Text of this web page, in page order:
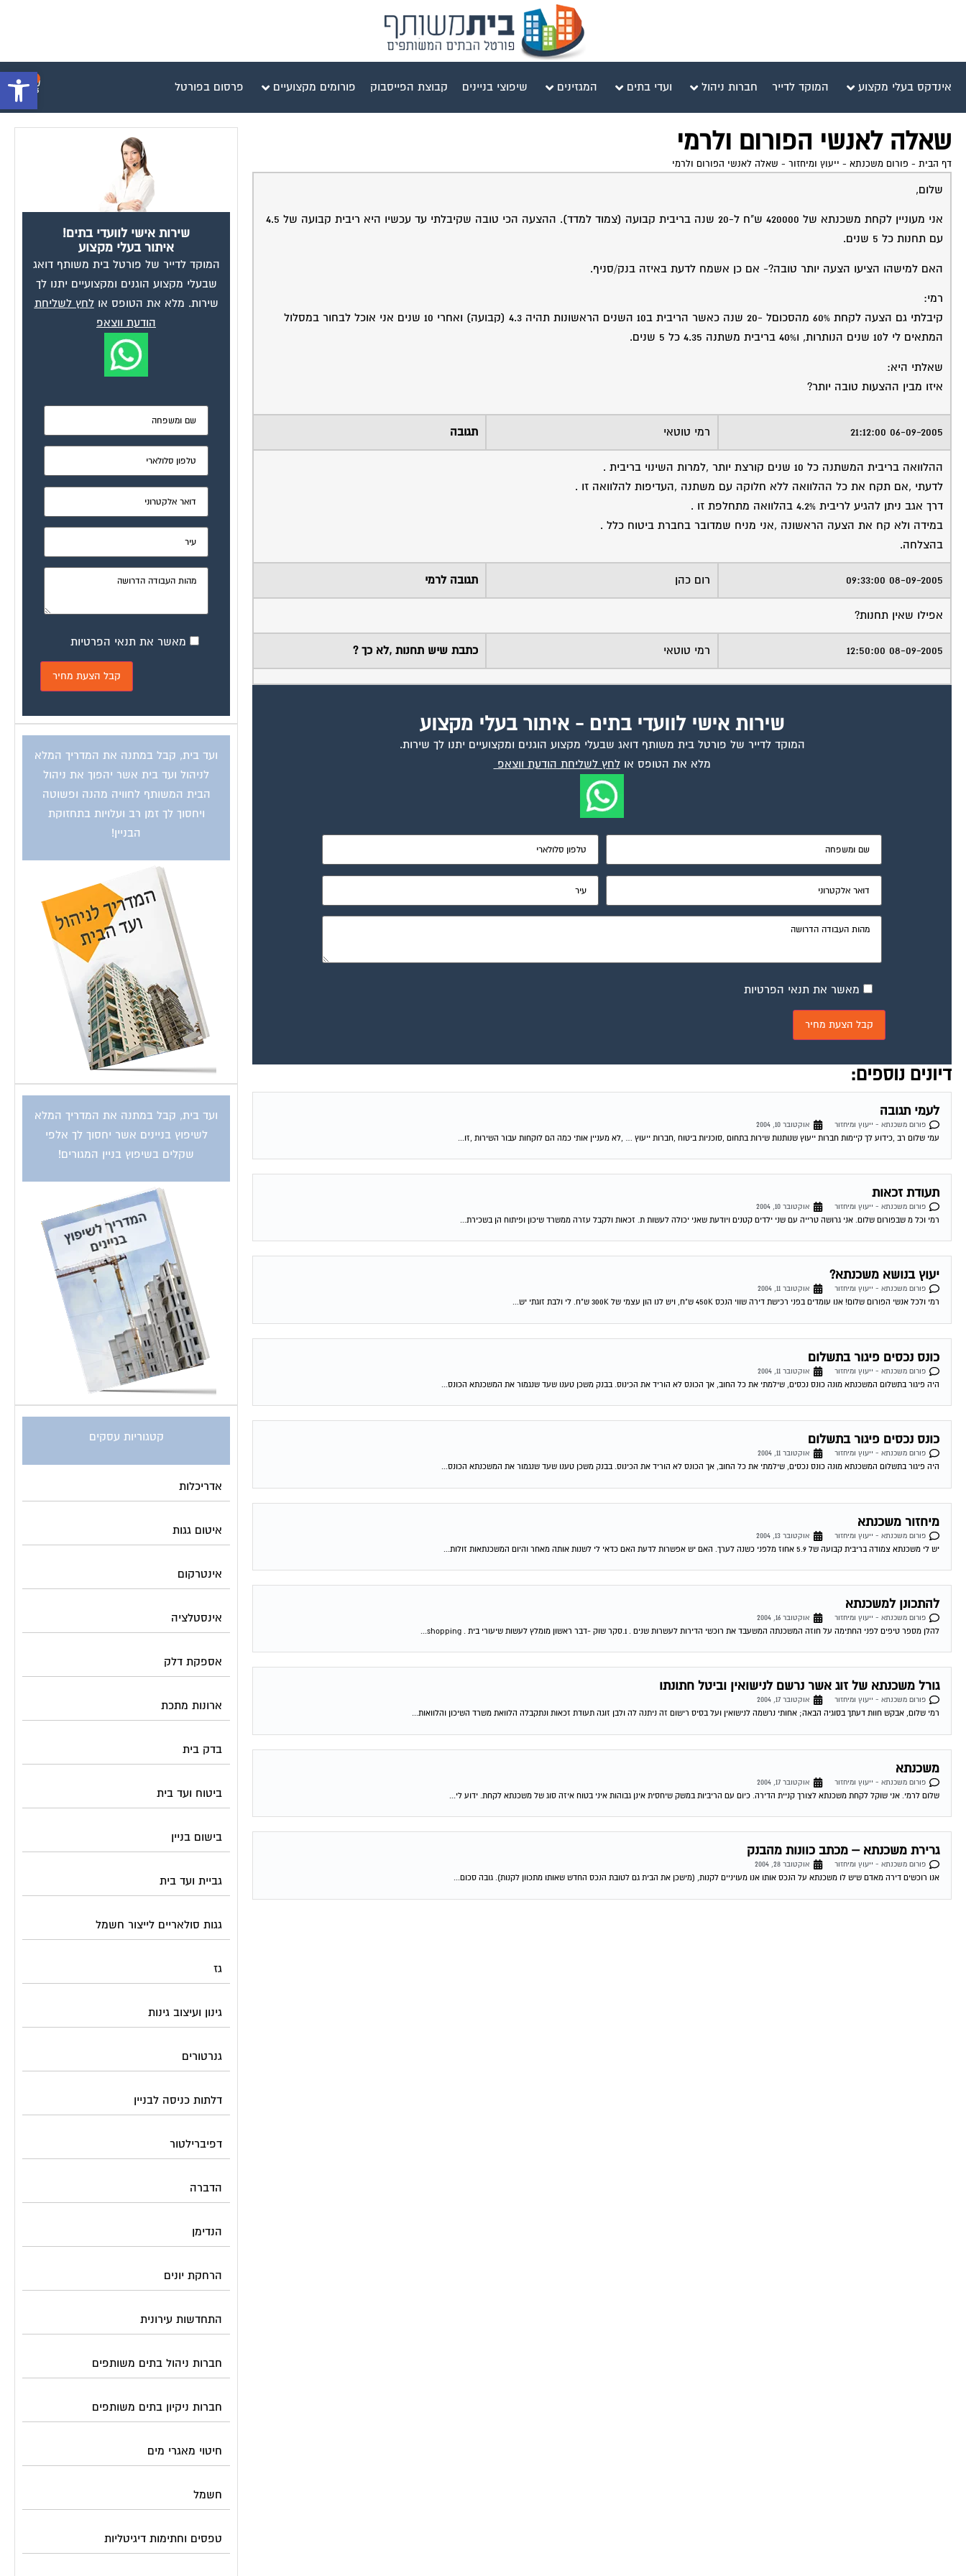
פתח אינדקס בעלי מקצוע המוקד לדייר חברות ניהול ועדי בתים המגזינים שיפוצי בניינים קבוצת הפייסבוק פורומים מקצועיים פרסום בפורטל
שאלה לאנשי הפורום ולרמי
דף הבית - פורום משכנתא - ייעוץ ומיחזור - שאלה לאנשי הפורום ולרמי
שלום,
אני מעוניין לקחת משכנתא של 420000 ש"ח ל-20 שנה בריבית קבועה (צמוד למדד). ההצעה הכי טובה שקיבלתי עד עכשיו היא ריבית קבועה של 4.5
עם תחנות כל 5 שנים.
האם למישהו הציעו הצעה יותר טובה?- אם כן אשמח לדעת באיזה בנק/סניף.
רמי:
קיבלתי גם הצעה לקחת 60% מהסכוםל -20 שנה כאשר הריבית ב10 השנים הראשונות תהיה 4.3 (קבועה) ואחרי 10 שנים אני אוכל לבחור במסלול
המתאים לי ל10 שנים הנותרות, ו40% בריבית משתנה 4.35 כל 5 שנים.
שאלתי היא:
איזו מבין ההצעות טובה יותר?
06-09-2005 21:12:00 רמי טוטאי תגובה
ההלוואה בריבית המשתנה כל 10 שנים קורצת יותר ,למרות השינוי בריבית .
לדעתי ,אם תקח את כל ההלוואה ללא חלוקה עם משתנה ,העדיפות להלוואה זו .
דרך אגב ניתן להגיע לריבית 4.2% בהלוואה מתחלפת זו .
במידה ולא קח את הצעה הראשונה ,אני מניח שמדובר בחברת ביטוח כלל .
בהצלחה.
08-09-2005 09:33:00 רום כהן תגובה לרמי
אפילו שאין תחנות?
08-09-2005 12:50:00 רמי טוטאי כתבת שיש תחנות ,לא כך ?
שירות אישי לוועדי בתים - איתור בעלי מקצוע
המוקד לדייר של פורטל בית משותף דואג שבעלי מקצוע הוגנים ומקצועיים יתנו לך שירות.
מלא את הטופס אולחץ לשליחת הודעת ווצאפ
מאשר את תנאי הפרטיות
דיונים נוספים:
לעמי תגובה
פורום משכנתא - ייעוץ ומיחזור
אוקטובר 10, 2004
עמי שלום רב ,כידוע לך קיימות חברות ייעוץ שנותנות שירות בתחום ,סוכניות ביטוח ,חברות ייעוץ … ,לא מעניין אותי כמה הם לוקחות עבור השירות ,זו...
תעודת זכאות
פורום משכנתא - ייעוץ ומיחזור
אוקטובר 10, 2004
רמי וכל מ שבפורום שלום. אני גרושה טרייה עם שני ילדים קטנים ויודעת שאני יכולה לעשות ת. זכאות ולקבל עזרה ממשרד שיכון ופיתוח הן בשכירת...
יעוץ בנושא משכנתא?
פורום משכנתא - ייעוץ ומיחזור
אוקטובר 11, 2004
רמי ולכל אנשי הפורום שלום! אנו עומדים בפני רכישת דירה שווי הנכס 450K ש"ח, ויש לנו הון עצמי של 300K ש"ח. לי ולבת זוגתי יש...
כונס נכסים פיגור בתשלום
פורום משכנתא - ייעוץ ומיחזור
אוקטובר 11, 2004
היה פיגור בתשלום המשכנתא מונה כונס נכסים, שילמתי את כל החוב, אך הכונס לא הוריד את הכינוס. בבנק משכן טענו שעד שנגמור את המשכנתא הכונס...
כונס נכסים פיגור בתשלום
פורום משכנתא - ייעוץ ומיחזור
אוקטובר 11, 2004
היה פיגור בתשלום המשכנתא מונה כונס נכסים, שילמתי את כל החוב, אך הכונס לא הוריד את הכינוס. בבנק משכן טענו שעד שנגמור את המשכנתא הכונס...
מיחזור משכנתא
פורום משכנתא - ייעוץ ומיחזור
אוקטובר 13, 2004
יש לי משכנתא צמודה בריבית קבועה של 5.9 אחוז מלפני כשנה לערך. האם יש אפשרות לדעת האם כדאי לי לשנות אותה מאחר והיום המשכנתאות זולות...
להתכונן למשכנתא
פורום משכנתא - ייעוץ ומיחזור
אוקטובר 16, 2004
להלן מספר טיפים לפני החתימה על חוזה המשכנתה המשעבד את רוכשי הדירות לעשרות שנים . 1.סקר שוק -דבר ראשון מומלץ לעשות שיעורי בית . shopping...
גורל משכנתא של זוג אשר נרשם לנישואין וביטל חתונתו
פורום משכנתא - ייעוץ ומיחזור
אוקטובר 17, 2004
רמי שלום, אבקש חוות דעתך בסוגיה הבאה; אחותי נרשמה לנישואין ועל בסיס רישום זה ניתנה לה ולבן זוגה תעודת זכאות ונתקבלה הלוואת משרד השיכון והלוואות...
משכנתא
פורום משכנתא - ייעוץ ומיחזור
אוקטובר 17, 2004
שלום לרמי. אני שוקל לקחת משכנתא לצורך קניית הדירה. כיום עם הריביות במשק שיחסית אינן גבוהות איני בטוח איזה סוג של משכנתא לקחת. ידוע לי...
גרירת משכנתא – מכתב כוונות מהבנק
פורום משכנתא - ייעוץ ומיחזור
אוקטובר 28, 2004
אנו רוכשים דירה מאדם שיש לו משכנתא על הנכס אותו אנו מעויניים לקנות, (מישכן את הבית גם לטובת הנכס החדש שאותו מתכוון לקנות). גובה סכום...
שירות אישי לוועדי בתים!
איתור בעלי מקצוע
המוקד לדייר של פורטל בית משותף דואג
שבעלי מקצוע הוגנים ומקצועיים יתנו לך
שירות. מלא את הטופס אולחץ לשליחת
הודעת ווצאפ
מאשר את תנאי הפרטיות
ועד בית, קבל במתנה את המדריך המלא
לניהול ועד בית אשר יהפוך את ניהול
הבית המשותף לחוויה מהנה ופשוטה
ויחסוך לך זמן רב ועלויות בתחזוקת
הבניין!
ועד בית, קבל במתנה את המדריך המלא
לשיפוץ בניינים אשר יחסוך לך אלפי
שקלים בשיפוץ בניין המגורים!
קטגוריות עסקים
אדריכלות
איטום גגות
אינטרקום
אינסטלציה
אספקת דלק
ארונות מתכת
בדק בית
ביטוח ועד בית
בישום בניין
גביית ועד בית
גגות סולאריים לייצור חשמל
גז
גינון ועיצוב גינות
גנרטורים
דלתות כניסה לבניין
דפיברילטור
הדברה
הנדימן
הרחקת יונים
התחדשות עירונית
חברות ניהול בתים משותפים
חברות ניקיון בתים משותפים
חיטוי מאגרי מים
חשמל
טפסים וחתימות דיגיטליות